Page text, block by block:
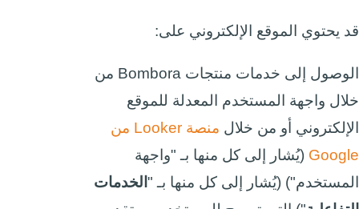
قد يحتوي الموقع الإلكتروني على:
الوصول إلى خدمات منتجات Bombora من
خلال واجهة المستخدم المعدلة للموقع
الإلكتروني أو من خلال
منصة Looker من
Google (يُشار إلى كل منها بـ "واجهة
المستخدم") (يُشار إلى كل منها بـ " الخدمات